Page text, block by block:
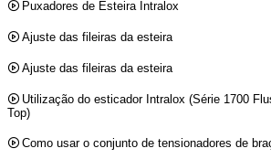
Puxadores de Esteira Intralox
Ajuste das fileiras da esteira
Ajuste das fileiras da esteira
Utilização do esticador Intralox (Série 1700
Top)
Como usar o conjunto de tensionadores de